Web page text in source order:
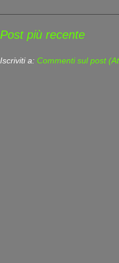
Post più recente
Iscriviti a: Commenti sul post